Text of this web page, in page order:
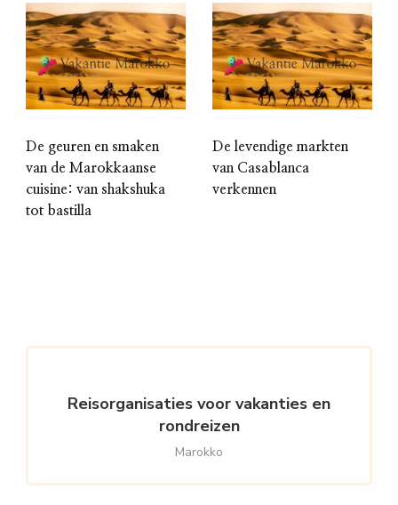
De geuren en smaken
van de Marokkaanse
cuisine: van shakshuka
tot bastilla
De levendige markten
van Casablanca
verkennen
Reisorganisaties voor vakanties en
rondreizen
Marokko